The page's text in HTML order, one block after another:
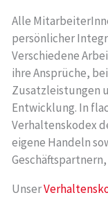
Alle
persönlicher
Verschiedene
ihre Ansprüche,
Zusatzleistungen
Entwicklung. In
Verhaltenskodex
eigene Handeln
Unser